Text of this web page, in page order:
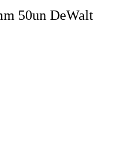
50un DeWalt